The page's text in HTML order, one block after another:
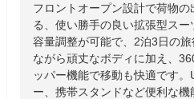
フロントオープン設計で荷物
る、使い勝手の良い拡張型ス
容量調整が可能で、2泊3日の
ながら頑丈なボディに加え、
ッパー機能で移動も快適です
ー、携帯スタンドなど便利な